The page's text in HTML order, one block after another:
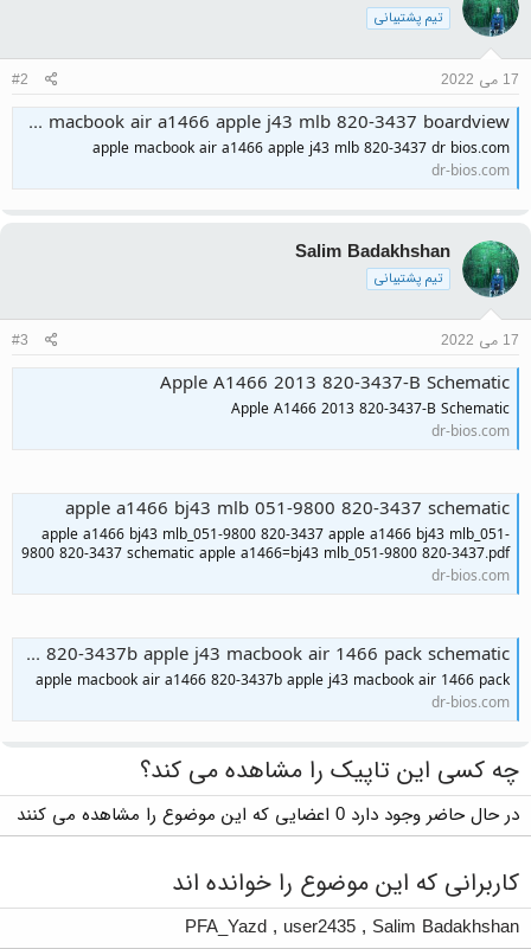
تیم پشتیبانی
17 می 2022 #2
apple macbook air a1466 apple j43 mlb 820-3437 boardview
apple macbook air a1466 apple j43 mlb 820-3437 dr bios.com
dr-bios.com
Salim Badakhshan
تیم پشتیبانی
17 می 2022 #3
Apple A1466 2013 820-3437-B Schematic
Apple A1466 2013 820-3437-B Schematic
dr-bios.com
apple a1466 bj43 mlb 051-9800 820-3437 schematic
apple a1466 bj43 mlb_051-9800 820-3437 apple a1466 bj43 mlb_051-
9800 820-3437 schematic apple a1466=bj43 mlb_051-9800 820-3437.pdf
dr-bios.com
apple macbook air a1466 820-3437b apple j43 macbook air 1466 pack schematic
apple macbook air a1466 820-3437b apple j43 macbook air 1466 pack
dr-bios.com
چه کسی این تاپیک را مشاهده می کند؟
در حال حاضر وجود دارد 0 اعضایی که این موضوع را مشاهده می کنند
کاربرانی که این موضوع را خوانده اند
Salim Badakhshan
,
user2435
,
PFA_Yazd